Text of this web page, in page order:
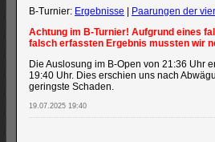
B-Turnier: Ergebnisse | Paarungen der
Achtung im B-Turnier! Aufgrund eines
falsch erfassten Ergebnis mussten wir
Die Auslosung im B-Open von 21:36 Uhr
19:40 Uhr. Dies erschien uns nach
geringste Schaden.
19.07.2025 19:40